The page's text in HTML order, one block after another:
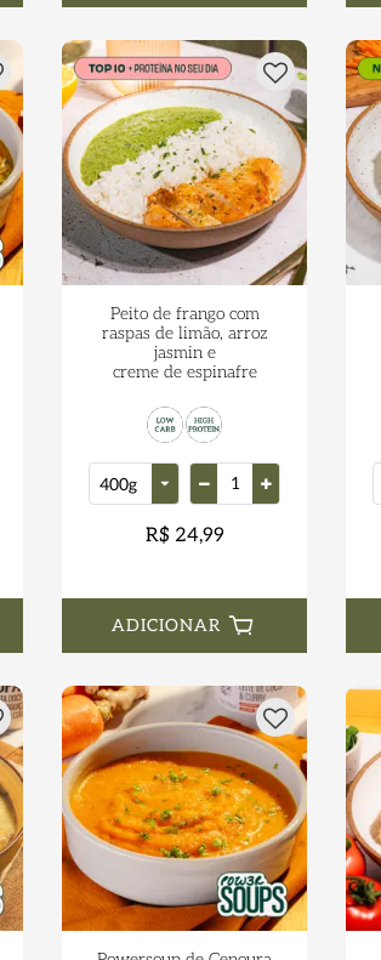
Peito de frango com
raspas de limão, arroz
jasmin e
creme de espinafre
R$ 24,99
ADICIONAR